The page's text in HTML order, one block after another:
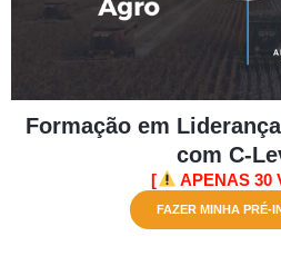
Formação em
com C-
[ APENAS 30
FAZER MINHA PRÉ-